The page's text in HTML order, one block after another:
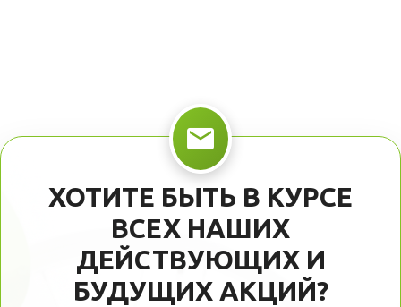
ХОТИТЕ БЫТЬ В КУРСЕ
ВСЕХ НАШИХ
ДЕЙСТВУЮЩИХ И
БУДУЩИХ АКЦИЙ?